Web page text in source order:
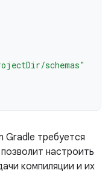
schemas"
Gradle требуется
настроить
компиляции и их